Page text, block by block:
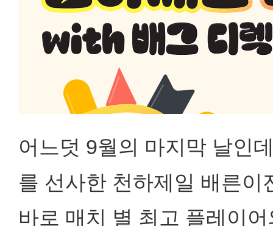
어느덧 9월의 마지막 날인
를 선사한 천하제일 배른
바로 매치 별 최고 플레이